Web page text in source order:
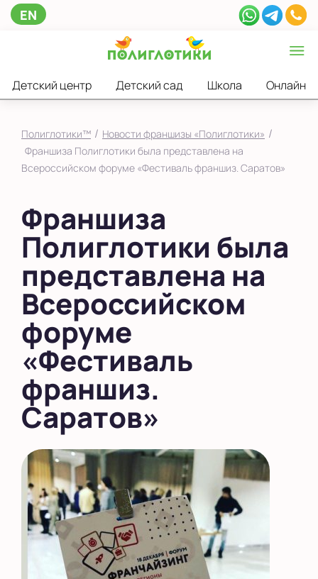
EN
Детский центр Детский сад Школа Онлайн
Полиглотики™ / Новости франшизы «Полиглотики» /
Франшиза Полиглотики была представлена на
Всероссийском форуме «Фестиваль франшиз. Саратов»
Франшиза
Полиглотики была
представлена на
Всероссийском
форуме
«Фестиваль
франшиз.
Саратов»